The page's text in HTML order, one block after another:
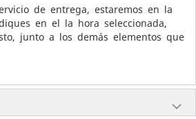
de entrega, estaremos en la
en el la hora seleccionada,
junto a los demás elementos que